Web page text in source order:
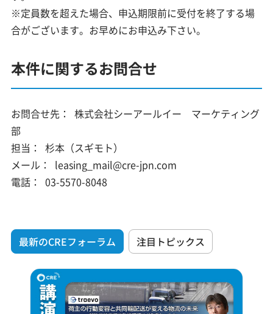
※定員数を超えた場合、申込期限前に受付を終了する場
合がございます。お早めにお申込み下さい。
本件に関するお問合せ
お問合せ先：
株式会社シーアールイー マーケティング
部
担当：
杉本（スギモト）
メール：
leasing_mail@cre-jpn.com
電話：
03-5570-8048
最新のCREフォーラム 注目トピックス